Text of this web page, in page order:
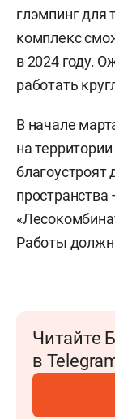
глэмпинг для
комплекс
в 2024 году.
работать
В начале
на
пространства
Работы
Читайте
в